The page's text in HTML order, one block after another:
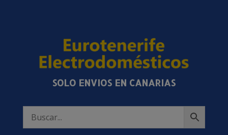
SOLO ENVIOS EN CANARIAS